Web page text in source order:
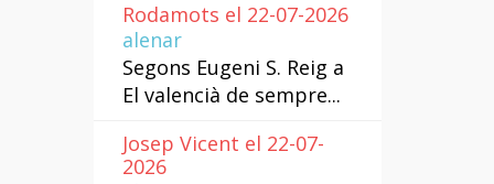
Rodamots el 22-07-2026
alenar
Segons Eugeni S. Reig a
El valencià de sempre...
Josep Vicent el 22-07-
2026